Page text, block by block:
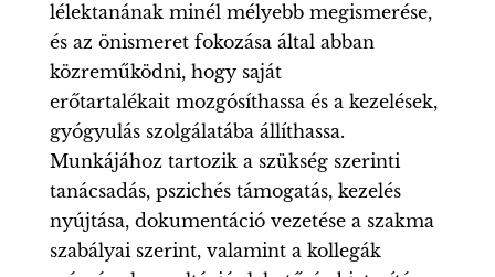
lélektanának minél mélyebb megismerése,
és az önismeret fokozása által abban
közreműködni, hogy saját
erőtartalékait mozgósíthassa és a kezelések,
gyógyulás szolgálatába állíthassa.
Munkájához tartozik a szükség szerinti
tanácsadás, pszichés támogatás, kezelés
nyújtása, dokumentáció vezetése a szakma
szabályai szerint, valamint a kollegák